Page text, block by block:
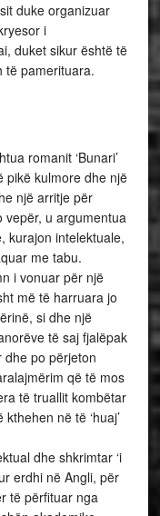
duke organizuar
i
duket sikur është të
të pamerituara.
romanit ‘Bunari’
pikë kulmore dhe një
një arritje për
vepër, u argumentua
kurajon intelektuale,
me tabu.
i vonuar për një
më të harruara jo
si dhe një
të saj fjalëpak
dhe po përjeton
që të mos
të truallit kombëtar
në të ‘huaj’
dhe shkrimtar ‘i
erdhi në Angli, për
të përfituar nga